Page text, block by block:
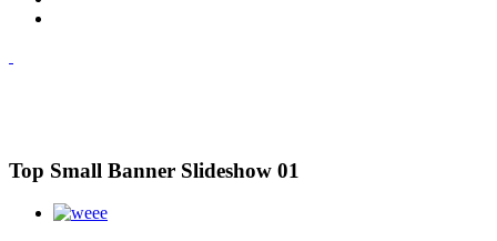
Top Small Banner Slideshow 01